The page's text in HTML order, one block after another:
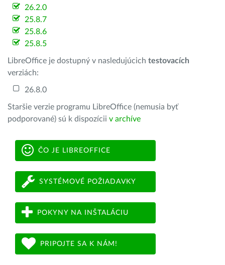
26.2.0
25.8.7
25.8.6
25.8.5
LibreOffice je dostupný v nasledujúcich testovacích
verziách:
26.8.0
Staršie verzie programu LibreOffice (nemusia byť
podporované) sú k dispozícii v archíve
ČO JE LIBREOFFICE
SYSTÉMOVÉ POŽIADAVKY
POKYNY NA INŠTALÁCIU
PRIPOJTE SA K NÁM!